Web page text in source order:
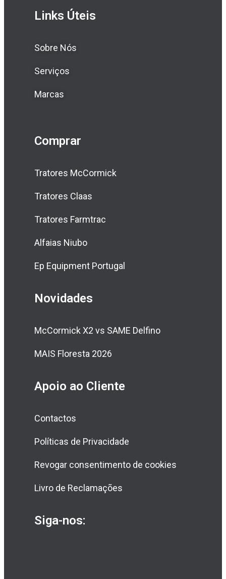
Links Úteis
Sobre Nós
Serviços
Marcas
Comprar
Tratores McCormick
Tratores Claas
Tratores Farmtrac
Alfaias Niubo
Ep Equipment Portugal
Novidades
McCormick X2 vs SAME Delfino
MAIS Floresta 2026
Apoio ao Cliente
Contactos
Políticas de Privacidade
Revogar consentimento de cookies
Livro de Reclamações
Siga-nos: